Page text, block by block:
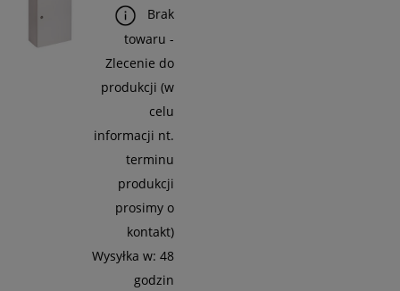
Brak
towaru -
Zlecenie do
produkcji (w
celu
informacji nt.
terminu
produkcji
prosimy o
kontakt)
Wysyłka w: 48
godzin